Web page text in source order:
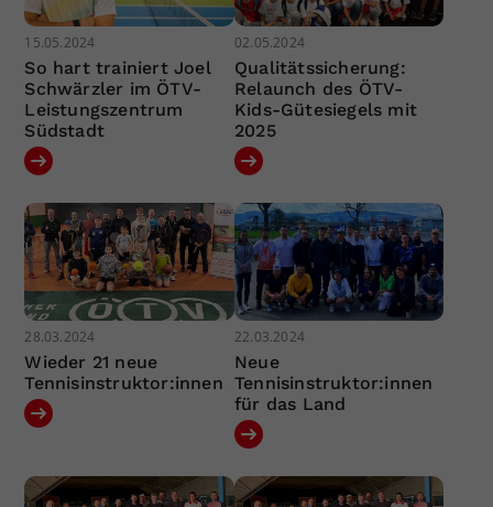
15.05.2024
So hart trainiert Joel
Schwärzler im ÖTV-
Leistungszentrum
Südstadt
02.05.2024
Qualitätssicherung:
Relaunch des ÖTV-
Kids-Gütesiegels mit
2025
28.03.2024
Wieder 21 neue
Tennisinstruktor:innen
22.03.2024
Neue
Tennisinstruktor:innen
für das Land